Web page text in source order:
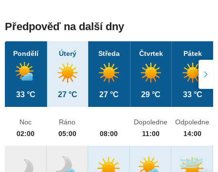
Předpověď na další dny
Pondělí
33 °C
Úterý
27 °C
Středa
27 °C
Čtvrtek
29 °C
Pátek
33 °C
Noc
02:00
Ráno
05:00
08:00
Dopoledne
11:00
Odpoledne
14:00